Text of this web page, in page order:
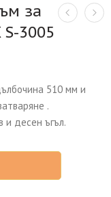
за
3005
510 мм и
.
и десен ъгъл.